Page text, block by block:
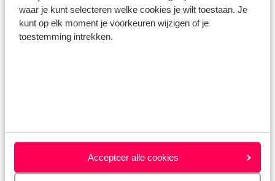
waar je kunt selecteren welke cookies je wilt toestaan. Je
kunt op elk moment je voorkeuren wijzigen of je
toestemming intrekken.
Accepteer alle cookies